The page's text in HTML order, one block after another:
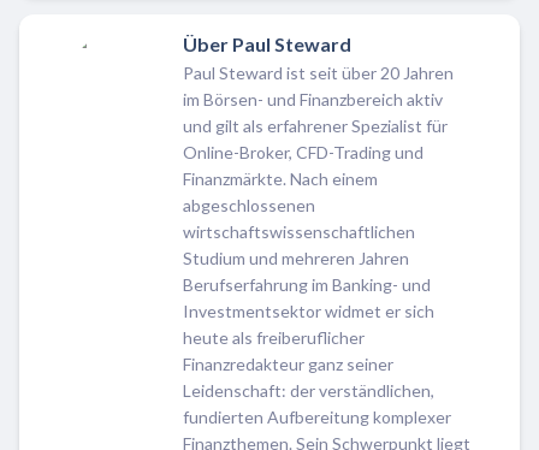
Über Paul Steward
Paul Steward ist seit über 20 Jahren
im Börsen- und Finanzbereich aktiv
und gilt als erfahrener Spezialist für
Online-Broker, CFD-Trading und
Finanzmärkte. Nach einem
abgeschlossenen
wirtschaftswissenschaftlichen
Studium und mehreren Jahren
Berufserfahrung im Banking- und
Investmentsektor widmet er sich
heute als freiberuflicher
Finanzredakteur ganz seiner
Leidenschaft: der verständlichen,
fundierten Aufbereitung komplexer
Finanzthemen. Sein Schwerpunkt liegt